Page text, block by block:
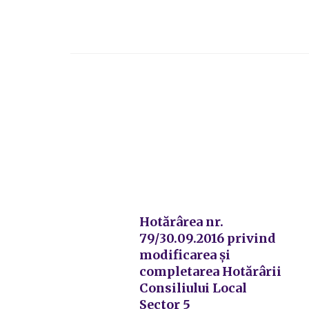
Hotărârea nr.
79/30.09.2016 privind
modificarea și
completarea Hotărârii
Consiliului Local
Sector 5